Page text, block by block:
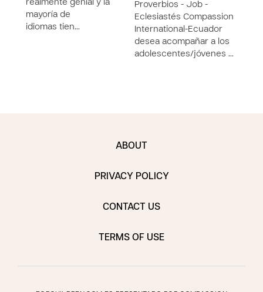
realmente genial y la
mayoría de
idiomas tien…
Proverbios - Job -
Eclesiastés Compassion
International-Ecuador
desea acompañar a los
adolescentes/jóvenes …
ABOUT
PRIVACY POLICY
CONTACT US
TERMS OF USE